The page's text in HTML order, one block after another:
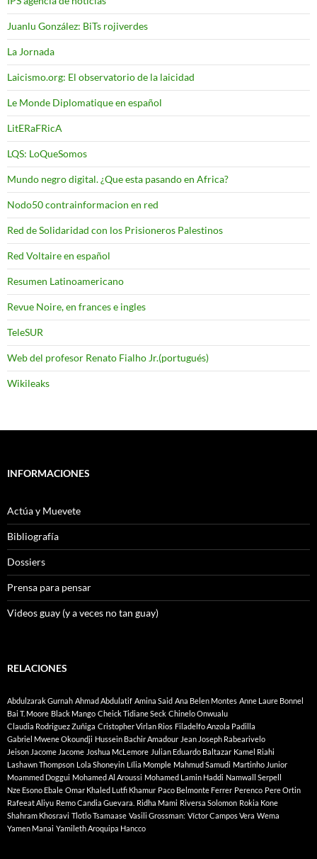
Juanlu González: BiTs rojiverdes
La Jornada
Laicismo.org: El observatorio de la laicidad
Le Monde Diplomatique en español
LitERaFRicA
LQS: LoQueSomos
Mundo negro digital. ¿Que esta pasando en Africa?
Nodo50 contrainformacion en red
Red de Solidaridad con los Prisioneros Palestinos
Red Voltaire en español
Resumen Latinoamericano
Revue Noire, en frances e ingles
TeleSUR
Web del profesor Renato Fialho Jr.(portugués)
Wikileaks
INFORMACIONES
Actúa y Muevete
Bibliografía
Dossiers
Prensa para pensar
Videos guay (y a veces no tan guay)
RELACIONES
Abdulzarak Gurnah Ahmad Abdulatif Amina Said Ana Belen Montes Anne Laure Bonnel
Bai T. Moore Black Mango Cheick Tidiane Seck Chinelo Onwualu
Claudia Rodriguez Zuñiga Cristopher Virlan Rios Filadelfo Anzola Padilla
Gabriel Mwene Okoundji Hussein Bachir Amadour Jean Joseph Rabearivelo
Jeison Jacome Jacome Joshua McLemore Julian Eduardo Baltazar Kamel Riahi
Lashawn Thompson Lola Shoneyin Lília Momple Mahmud Samudi Martinho Junior
Moammed Doggui Mohamed Al Aroussi Mohamed Lamin Haddi Namwall Serpell
Nze Esono Ebale Omar Khaled Lutfi Khamur Paco Belmonte Ferrer Perenco Pere Ortin
Rafeeat Aliyu Remo Candia Guevara. Ridha Mami Riversa Solomon Rokia Kone
Shahram Khosravi Tlotlo Tsamaase Vasili Grossman: Víctor Campos Vera Wema
Yamen Manai Yamileth Aroquipa Hancco